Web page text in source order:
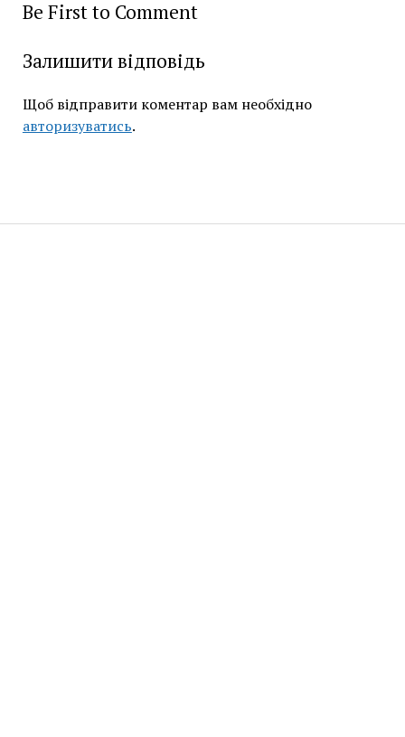
Be First to Comment
Залишити відповідь
Щоб відправити коментар вам необхідно
авторизуватись.